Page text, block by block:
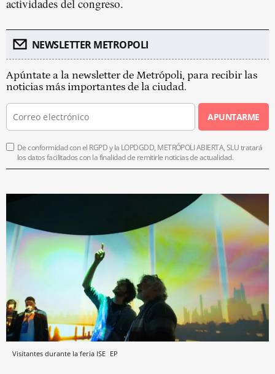
actividades del congreso.
NEWSLETTER METROPOLI
Apúntate a la newsletter de Metrópoli, para recibir las
noticias más importantes de la ciudad.
APUNTARME
De conformidad con el RGPD y la LOPDGDD, METRÓPOLI ABIERTA, SLU tratará
los datos facilitados con la finalidad de remitirle noticias de actualidad.
Visitantes durante la feria ISE EP